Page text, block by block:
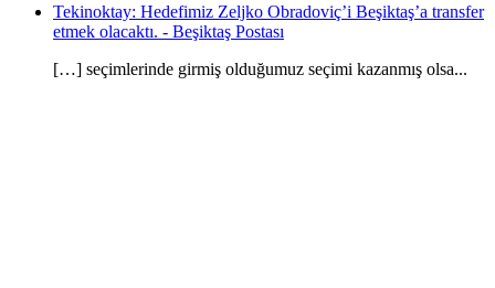
Tekinoktay: Hedefimiz Zeljko Obradoviç’i Beşiktaş’a transfer
etmek olacaktı. - Beşiktaş Postası
[…] seçimlerinde girmiş olduğumuz seçimi kazanmış olsa...